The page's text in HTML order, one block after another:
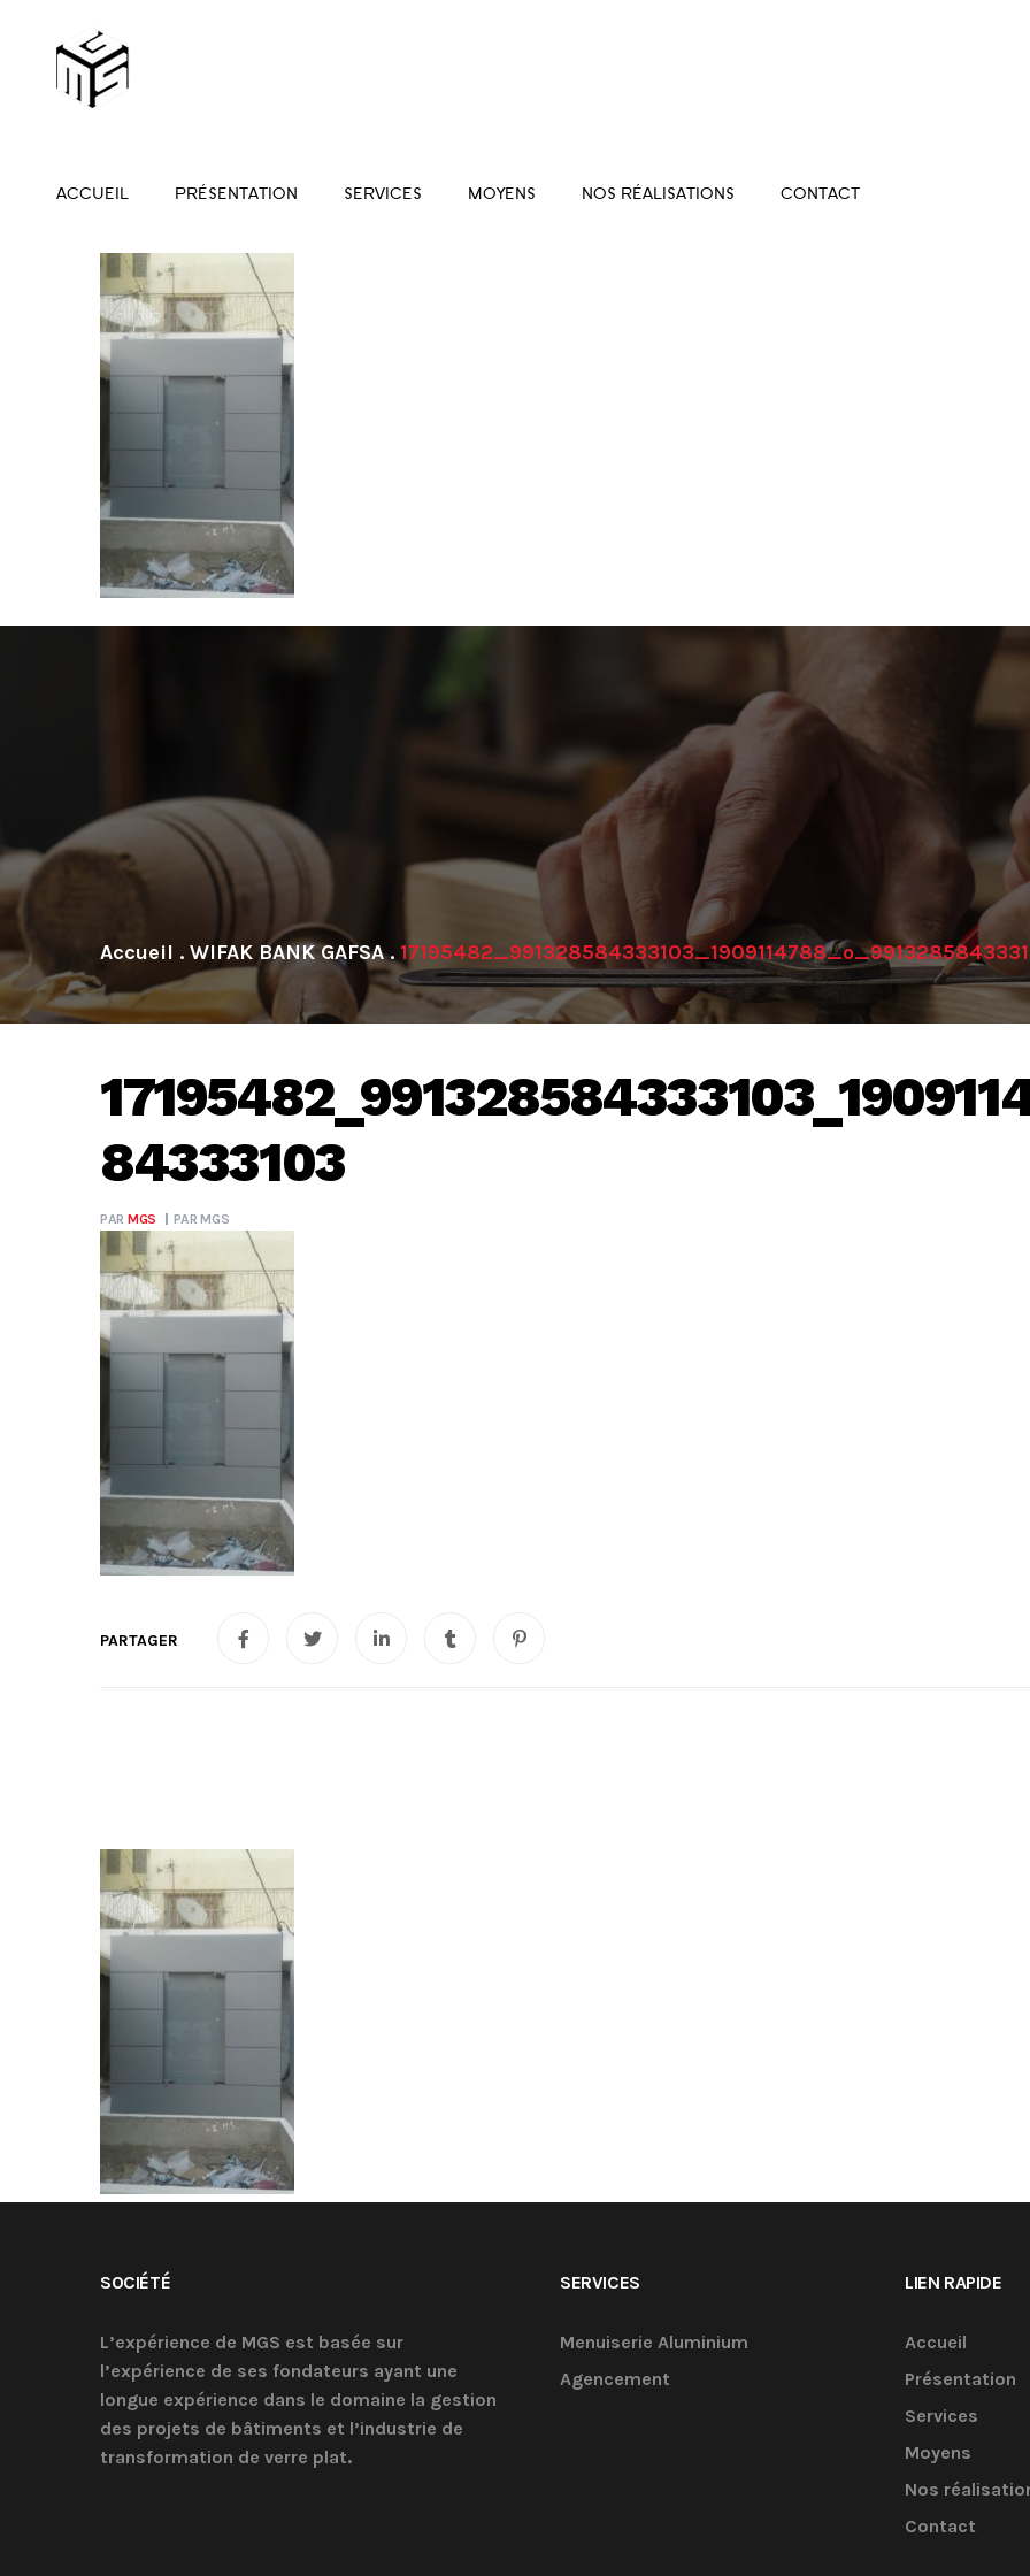
ACCUEIL PRÉSENTATION SERVICES MOYENS NOS RÉALISATIONS CONTACT
. WIFAK BANK GAFSA .
84333103
PAR MGS PARMGS
SOCIÉTÉ
L’expérience de MGS est basée sur
l’expérience de ses fondateurs ayant une
longue expérience dans le domaine la gestion
des projets de bâtiments et l’industrie de
transformation de verre plat.
SERVICES
Menuiserie Aluminium
Agencement
LIEN RAPIDE
Accueil
Présentation
Services
Moyens
Nos
Contact